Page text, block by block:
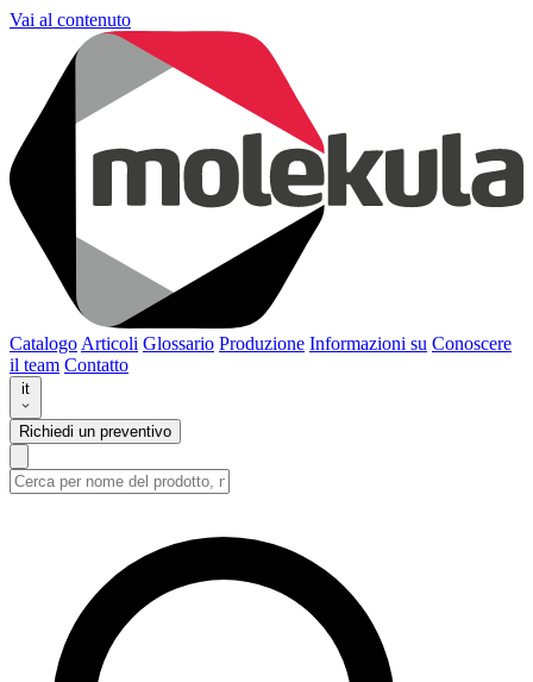
Vai al contenuto
Catalogo Articoli Glossario Produzione Informazioni su Conoscere
il team Contatto
it
Richiedi un preventivo